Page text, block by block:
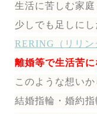
生活に苦しむ家庭
少しでも足しにし
RERING（リリン
離婚等で生活苦に
このような想いか
結婚指輪・婚約指